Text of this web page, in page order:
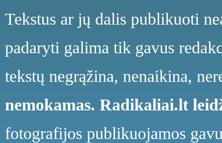
Tekstus ar jų dalis publikuoti
padaryti galima tik gavus
tekstų negrąžina, nenaikina,
nemokamas. Radikaliai.lt
fotografijos publikuojamos